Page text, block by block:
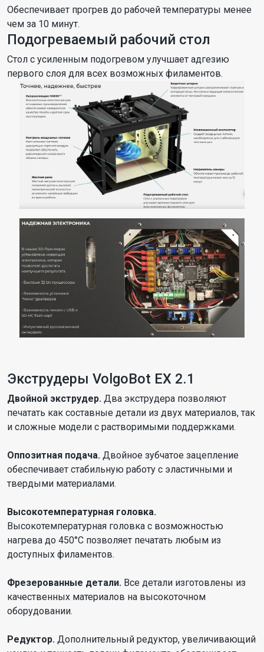
Обеспечивает прогрев до рабочей температуры менее
чем за 10 минут.
Подогреваемый рабочий стол
Стол с усиленным подогревом улучшает адгезию
первого слоя для всех возможных филаментов.
Экструдеры VolgoBot EX 2.1
Двойной экструдер. Два экструдера позволяют
печатать как составные детали из двух материалов, так
и сложные модели с растворимыми поддержками.
Оппозитная подача. Двойное зубчатое зацепление
обеспечивает стабильную работу с эластичными и
твердыми материалами.
Высокотемпературная головка.
Высокотемпературная головка с возможностью
нагрева до 450°C позволяет печатать любым из
доступных филаментов.
Фрезерованные детали. Все детали изготовлены из
качественных материалов на высокоточном
оборудовании.
Редуктор. Дополнительный редуктор, увеличивающий